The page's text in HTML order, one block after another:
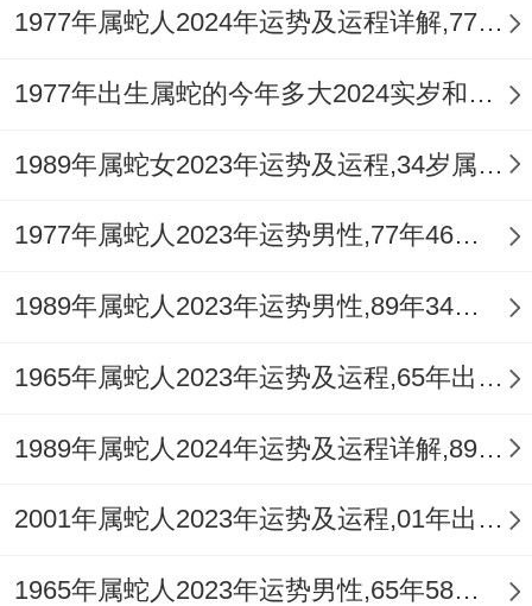
年更专注于自己的目标跟追求.
属蛇人在2025年本命年没问题根据自己的喜
好同整个的命格来选择合适的旺运颜色。
是要保持积极的心态和努力奋斗的精神。只
有着样，才能真正转运旺运~迎接全年的幸
1977年属蛇人2024年运势及运程详解,77年出生47岁肖蛇人在2024全年每月运势完整版
1977年出生属蛇的今年多大2024实岁和虚岁
1989年属蛇女2023年运势及运程,34岁属蛇人2023全年每月运势女性如何
1977年属蛇人2023年运势男性,77年46岁属蛇男2023年每月运程怎么样
1989年属蛇人2023年运势男性,89年34岁属蛇男2023年每月运程怎么样
1965年属蛇人2023年运势及运程,65年出生的58岁生肖蛇2023年每月运势详解
1989年属蛇人2024年运势及运程详解,89年出生35岁肖蛇人在2024全年每月运势完整版
2001年属蛇人2023年运势及运程,01年出生的22岁生肖蛇2023年每月运势详解
1965年属蛇人2023年运势男性,65年58岁属蛇男2023年每月运程怎么样